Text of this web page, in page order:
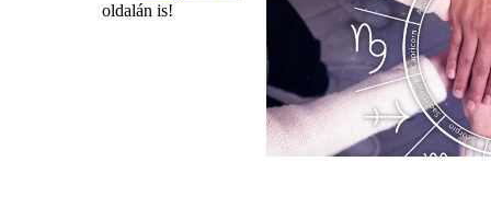
oldalán is!